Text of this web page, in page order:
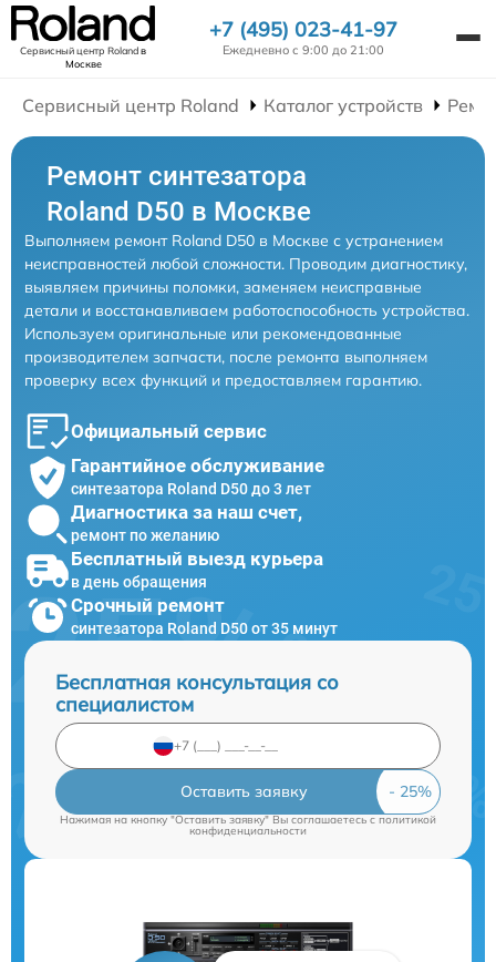
Сервисный центр Rolandв
Москве
+7 (495) 023-41-97
Ежедневно с 9:00 до 21:00
Сервисный центр Roland Каталог устройств
Ремонт синтезатора
Roland D50 в Москве
Выполняем ремонт Roland D50 в Москве с устранением
неисправностей любой сложности. Проводим диагностику,
выявляем причины поломки, заменяем неисправные
детали и восстанавливаем работоспособность устройства.
Используем оригинальные или рекомендованные
производителем запчасти, после ремонта выполняем
проверку всех функций и предоставляем гарантию.
Официальный сервис
Гарантийное обслуживание
синтезатора Roland D50 до 3 лет
Диагностика за наш счет,
ремонт по желанию
Бесплатный выезд курьера
в день обращения
Срочный ремонт
синтезатора Roland D50 от 35 минут
Бесплатная консультация со
специалистом
Оставить заявку
Нажимая на кнопку "Оставить заявку" Вы соглашаетесь cполитикой
конфиденциальности